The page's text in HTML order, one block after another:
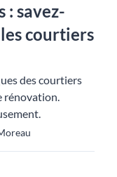
: savez-
courtiers
des courtiers
rénovation.